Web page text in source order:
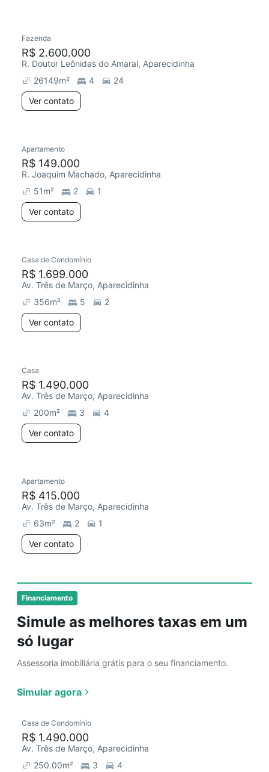
Financiamento
Simule as melhores taxas em um
só lugar
Assessoria imobiliária grátis para o seu financiamento.
Simular agora
Fazenda
R$ 2.600.000
R. Doutor Leônidas do Amaral, Aparecidinha
26149m² 4
24
Ver contato
Apartamento
R$ 149.000
R. Joaquim Machado, Aparecidinha
51m² 2
1
Ver contato
Casa de Condomínio
R$ 1.699.000
Av. Três de Março, Aparecidinha
356m² 5
2
Ver contato
Casa
R$ 1.490.000
Av. Três de Março, Aparecidinha
200m² 3
4
Ver contato
Apartamento
R$ 415.000
Av. Três de Março, Aparecidinha
63m² 2
1
Ver contato
Casa de Condomínio
R$ 1.490.000
Av. Três de Março, Aparecidinha
250.00m² 3
4